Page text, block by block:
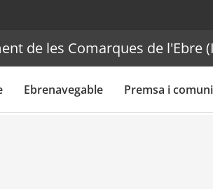
de les Comarques de l'Ebre
Ebrenavegable Premsa i